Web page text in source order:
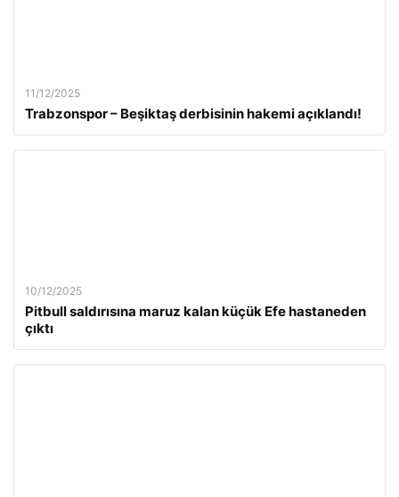
11/12/2025
Trabzonspor – Beşiktaş derbisinin hakemi açıklandı!
10/12/2025
Pitbull saldırısına maruz kalan küçük Efe hastaneden
çıktı